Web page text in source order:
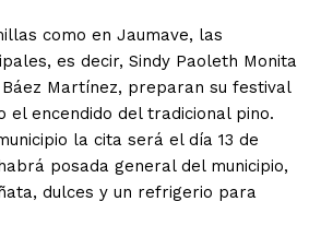
como en Jaumave, las
es decir, Sindy Paoleth Monita
Martínez, preparan su festival
el encendido del tradicional pino.
la cita será el día 13 de
posada general del municipio,
dulces y un refrigerio para